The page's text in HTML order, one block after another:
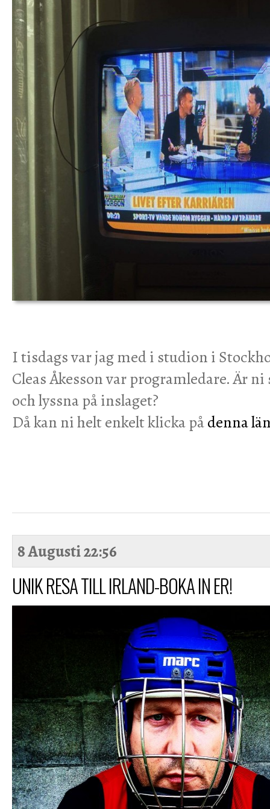
I tisdags var jag med i studion i
Cleas Åkesson var programledare. Är
och lyssna på inslaget?
Då kan ni helt enkelt klicka pådenna
8 Augusti22:56
UNIK RESA TILL IRLAND-BOKA IN ER!